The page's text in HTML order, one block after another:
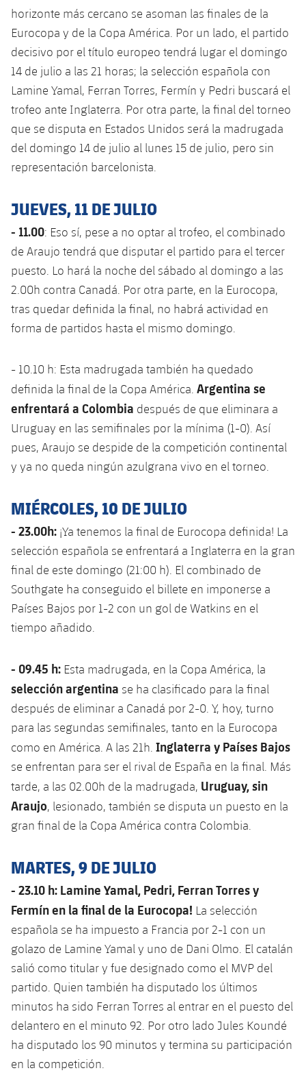
horizonte más cercano se asoman las finales de la
Eurocopa y de la Copa América. Por un lado, el partido
decisivo por el título europeo tendrá lugar el domingo
14 de julio a las 21 horas; la selección española con
Lamine Yamal, Ferran Torres, Fermín y Pedri buscará el
trofeo ante Inglaterra. Por otra parte, la final del torneo
que se disputa en Estados Unidos será la madrugada
del domingo 14 de julio al lunes 15 de julio, pero sin
representación barcelonista.
JUEVES, 11 DE JULIO
- 11.00: Eso sí, pese a no optar al trofeo, el combinado
de Araujo tendrá que disputar el partido para el tercer
puesto. Lo hará la noche del sábado al domingo a las
2.00h contra Canadá. Por otra parte, en la Eurocopa,
tras quedar definida la final, no habrá actividad en
forma de partidos hasta el mismo domingo.
- 10.10 h: Esta madrugada también ha quedado
definida la final de la Copa América. Argentina se
enfrentará a Colombia después de que eliminara a
Uruguay en las semifinales por la mínima (1-0). Así
pues, Araujo se despide de la competición continental
y ya no queda ningún azulgrana vivo en el torneo.
MIÉRCOLES, 10 DE JULIO
- 23.00h: ¡Ya tenemos la final de Eurocopa definida! La
selección española se enfrentará a Inglaterra en la gran
final de este domingo (21:00 h). El combinado de
Southgate ha conseguido el billete en imponerse a
Países Bajos por 1-2 con un gol de Watkins en el
tiempo añadido.
- 09.45 h: Esta madrugada, en la Copa América, la
selección argentina se ha clasificado para la final
después de eliminar a Canadá por 2-0. Y, hoy, turno
para las segundas semifinales, tanto en la Eurocopa
como en América. A las 21h. Inglaterra y Países Bajos
se enfrentan para ser el rival de España en la final. Más
tarde, a las 02.00h de la madrugada, Uruguay, sin
Araujo, lesionado, también se disputa un puesto en la
gran final de la Copa América contra Colombia.
MARTES, 9 DE JULIO
- 23.10 h: Lamine Yamal, Pedri, Ferran Torres y
Fermín en la final de la Eurocopa! La selección
española se ha impuesto a Francia por 2-1 con un
golazo de Lamine Yamal y uno de Dani Olmo. El catalán
salió como titular y fue designado como el MVP del
partido. Quien también ha disputado los últimos
minutos ha sido Ferran Torres al entrar en el puesto del
delantero en el minuto 92. Por otro lado Jules Koundé
ha disputado los 90 minutos y termina su participación
en la competición.